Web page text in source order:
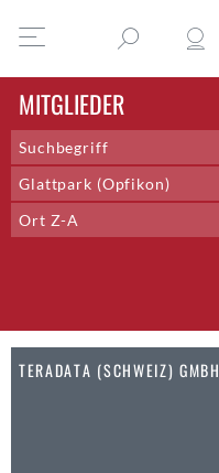
MITGLIEDER
Glattpark (Opfikon)
Ort
Aarau
Altdorf UR
Ort Z-A
Sortieren nach
Ort Z-A
TERADATA (SCHWEIZ) GMBH